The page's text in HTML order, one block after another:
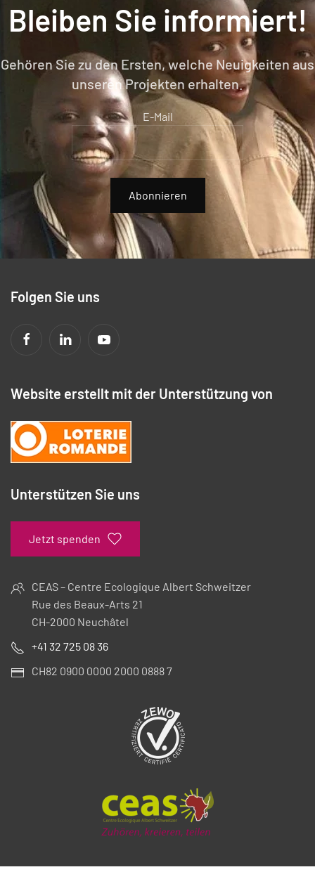
Bleiben Sie informiert!
Gehören Sie zu den Ersten, welche Neuigkeiten aus
unseren Projekten erhalten.
E-Mail
Abonnieren
Folgen Sie uns
Website erstellt mit der Unterstützung von
Unterstützen Sie uns
Jetzt spenden
CEAS – Centre Ecologique Albert Schweitzer
Rue des Beaux-Arts 21
CH-2000 Neuchâtel
+41 32 725 08 36
CH82 0900 0000 2000 0888 7